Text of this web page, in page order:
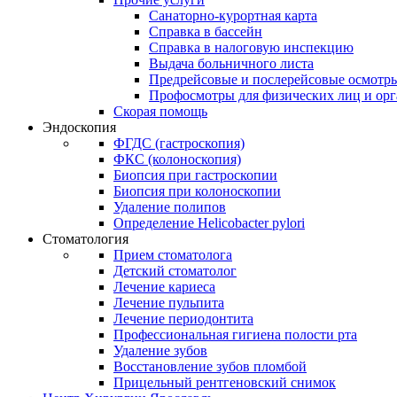
Санаторно-курортная карта
Справка в бассейн
Справка в налоговую инспекцию
Выдача больничного листа
Предрейсовые и послерейсовые
Профосмотры для физических лиц и
Скорая помощь
Эндоскопия
ФГДС (гастроскопия)
ФКС (колоноскопия)
Биопсия при гастроскопии
Биопсия при колоноскопии
Удаление полипов
Определение Helicobacter pylori
Стоматология
Прием стоматолога
Детский стоматолог
Лечение кариеса
Лечение пульпита
Лечение периодонтита
Профессиональная гигиена полости рта
Удаление зубов
Восстановление зубов пломбой
Прицельный рентгеновский снимок